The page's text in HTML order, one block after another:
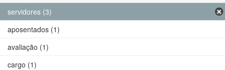
servidores (3)
aposentados (1)
avaliação (1)
cargo (1)